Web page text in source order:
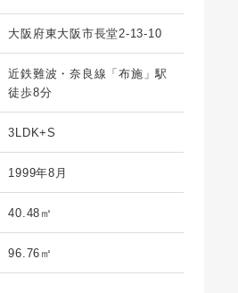
大阪府東大阪市長堂2-13-10
近鉄難波・奈良線「布施」駅
徒歩8分
3LDK+S
1999年8月
40.48㎡
96.76㎡